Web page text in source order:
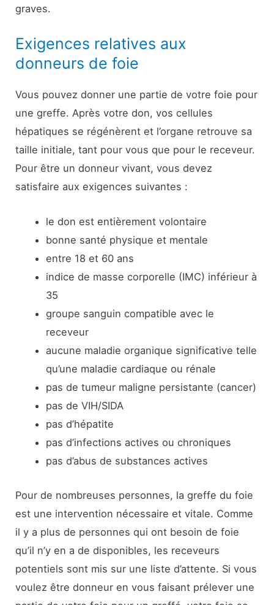
graves.
Exigences relatives aux
donneurs de foie
Vous pouvez donner une partie de votre foie pour
une greffe. Après votre don, vos cellules
hépatiques se régénèrent et l’organe retrouve sa
taille initiale, tant pour vous que pour le receveur.
Pour être un donneur vivant, vous devez
satisfaire aux exigences suivantes :
le don est entièrement volontaire
bonne santé physique et mentale
entre 18 et 60 ans
indice de masse corporelle (IMC) inférieur à
35
groupe sanguin compatible avec le
receveur
aucune maladie organique significative telle
qu’une maladie cardiaque ou rénale
pas de tumeur maligne persistante (cancer)
pas de VIH/SIDA
pas d’hépatite
pas d’infections actives ou chroniques
pas d’abus de substances actives
Pour de nombreuses personnes, la greffe du foie
est une intervention nécessaire et vitale. Comme
il y a plus de personnes qui ont besoin de foie
qu’il n’y en a de disponibles, les receveurs
potentiels sont mis sur une liste d’attente. Si vous
voulez être donneur en vous faisant prélever une